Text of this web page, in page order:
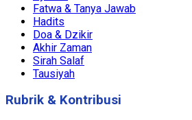
Fatwa & Tanya Jawab
Hadits
Doa & Dzikir
Akhir Zaman
Sirah Salaf
Tausiyah
Rubrik & Kontribusi